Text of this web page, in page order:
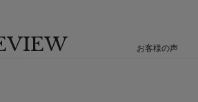
お客様の声